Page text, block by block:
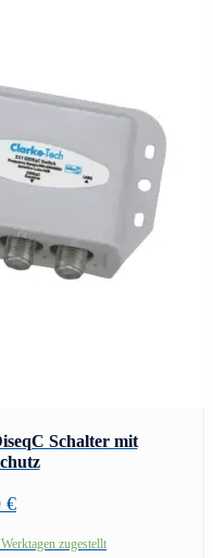
Schalter mit
€
zugestellt